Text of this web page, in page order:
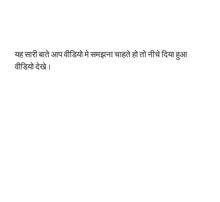
यह सारी बाते आप वीडियो मे समझना चाहते हो तो नीचे दिया हुआ
वीडियो देखे।